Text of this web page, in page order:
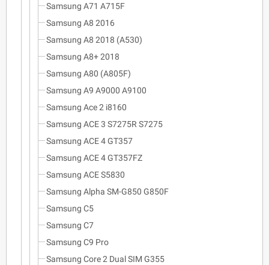
Samsung A71 A715F
Samsung A8 2016
Samsung A8 2018 (A530)
Samsung A8+ 2018
Samsung A80 (A805F)
Samsung A9 A9000 A9100
Samsung Ace 2 i8160
Samsung ACE 3 S7275R S7275
Samsung ACE 4 GT357
Samsung ACE 4 GT357FZ
Samsung ACE S5830
Samsung Alpha SM-G850 G850F
Samsung C5
Samsung C7
Samsung C9 Pro
Samsung Core 2 Dual SIM G355